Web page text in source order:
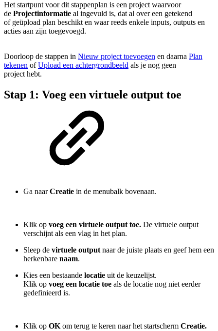
Het startpunt voor dit stappenplan is een project waarvoor
de Projectinformatie al ingevuld is, dat al over een getekend
of geüpload plan beschikt en waar reeds enkele inputs, outputs en
acties aan zijn toegevoegd.
Doorloop de stappen in Nieuw project toevoegen en daarna Plan
tekenen ofUpload een achtergrondbeeld als je nog geen
project hebt.
Stap 1: Voeg een virtuele output toe
Ga naarCreatie in de menubalk bovenaan.
Klik op voeg een virtuele output toe. De virtuele output
verschijnt als een vlag in het plan.
Sleep de virtuele output naar de juiste plaats en geef hem een
herkenbare naam.
Kies een bestaande locatie uit de keuzelijst.
Klik op voeg een locatie toe als de locatie nog niet eerder
gedefinieerd is.
Klik op OK om terug te keren naar het startscherm Creatie.